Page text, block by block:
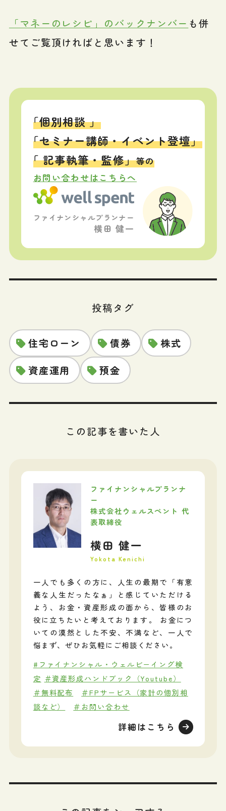
「マネーのレシピ」のバックナンバー も併
せてご覧頂ければと思います！
「個別相談 」
「セミナー講師・イベント登壇」
「 記事執筆・監修」等の
お問い合わせはこちらへ
ファイナンシャルプランナー
横田 健一
投稿タグ
住宅ローン 債券
株式
資産運用
預金
この記事を書いた人
ファイナンシャルプランナ
ー
株式会社ウェルスペント 代
表取締役
横田 健一
Yokota Kenichi
一人でも多くの方に、人生の最期で「有意
義な人生だったなぁ」と感じていただける
よう、お金・資産形成の面から、皆様のお
役に立ちたいと考えております。 お金につ
いての漠然とした不安、不満など、一人で
悩まず、ぜひお気軽にご相談ください。
#ファイナンシャル・ウェルビーイング検
定 ＃資産形成ハンドブック（Youtube）
＃無料配布
＃FPサービス（家計の個別相
談など）
＃お問い合わせ
詳細はこちら